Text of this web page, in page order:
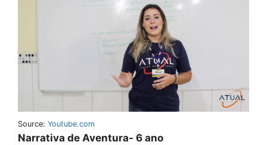
Source: Youtube.com
Narrativa de Aventura- 6 ano